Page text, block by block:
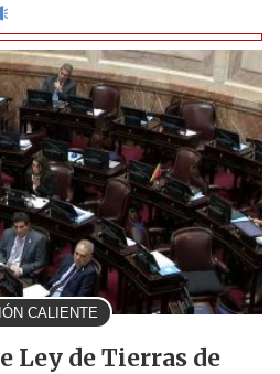
CALIENTE
Ley de Tierras de